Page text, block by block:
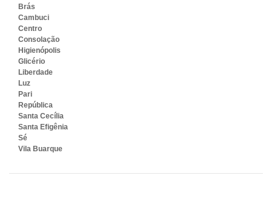
Brás
Cambuci
Centro
Consolação
Higienópolis
Glicério
Liberdade
Luz
Pari
República
Santa Cecília
Santa Efigênia
Sé
Vila Buarque